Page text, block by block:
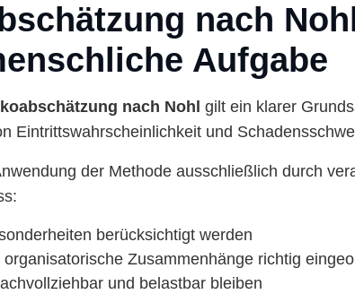
nach
Aufgabe
nach Nohl gilt ein klarer
Eintrittswahrscheinlichkeit und
der Methode ausschließlich durch
berücksichtigt werden
Zusammenhänge richtig
und belastbar bleiben